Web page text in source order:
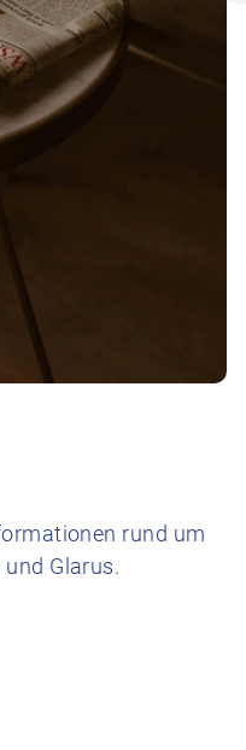
rund um
Glarus.